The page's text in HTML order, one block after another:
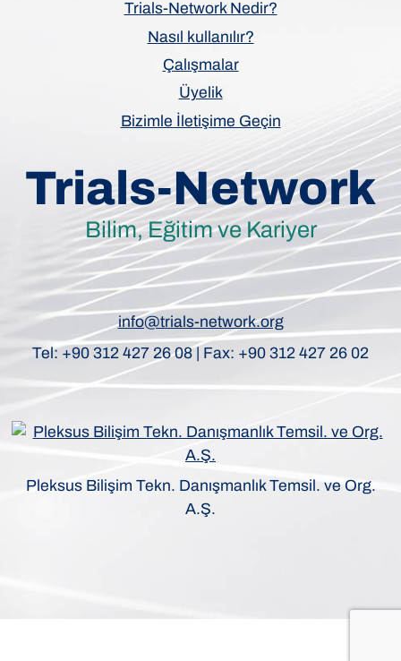
Trials-Network Nedir?
Nasıl kullanılır?
Çalışmalar
Üyelik
Bizimle İletişime Geçin
Trials-Network
Bilim, Eğitim ve Kariyer
info@trials-network.org
Tel: +90 312 427 26 08 | Fax: +90 312 427 26 02
Pleksus Bilişim Tekn. Danışmanlık Temsil. ve Org.
A.Ş.